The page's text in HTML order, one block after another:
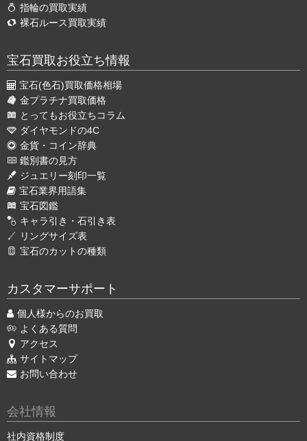
指輪の買取実績
裸石ルース買取実績
宝石買取お役立ち情報
宝石(色石)買取価格相場
金プラチナ買取価格
とってもお役立ちコラム
ダイヤモンドの4C
金貨・コイン辞典
鑑別書の見方
ジュエリー刻印一覧
宝石業界用語集
宝石図鑑
キャラ引き・石引き表
リングサイズ表
宝石のカットの種類
カスタマーサポート
個人様からのお買取
よくある質問
アクセス
サイトマップ
お問い合わせ
会社情報
社内資格制度